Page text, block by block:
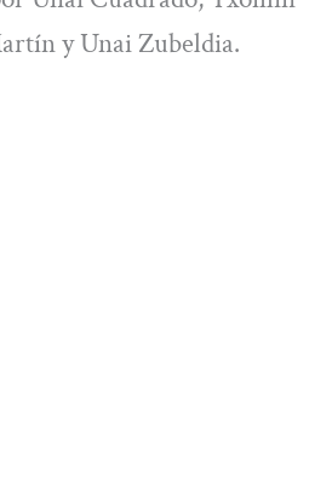
y Unai Zubeldia.